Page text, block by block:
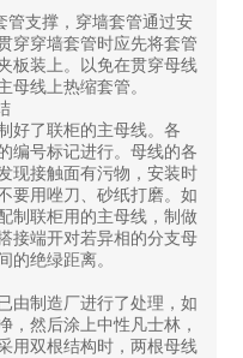
管支撑，穿墙套管通过安
穿穿墙套管时应先将套管
板装上。以免在贯穿母线
母线上热缩套管。
好了联柜的主母线。各
编号标记进行。母线的各
现接触面有污物，安装时
要用唑刀、砂纸打磨。如
制联柜用的主母线，制做
接端开对若异相的分支母
的绝绿距离。
由制造厂进行了处理，如
，然后涂上中性凡士林，
用双根结构时，两根母线